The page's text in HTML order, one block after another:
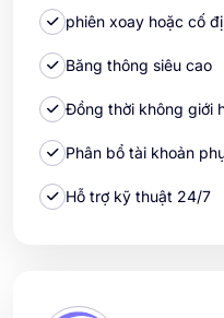
phiên xoay hoặc cố
Băng thông siêu cao
Đồng thời không giới
Phân bổ tài khoản
Hỗ trợ kỹ thuật 24/7